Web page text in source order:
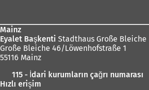
Mainz
Eyalet Başkenti Stadthaus Große Bleiche
Große Bleiche 46/Löwenhofstraße 1
55116 Mainz
115 - İdari kurumların çağrı numarası
Hızlı erişim